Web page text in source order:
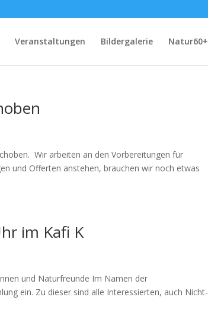
Veranstaltungen Bildergalerie Natur60+
Wir arbeiten an den Vorbereitungen für
und Offerten anstehen, brauchen wir noch etwas
im Kafi K
und Naturfreunde Im Namen der
ein. Zu dieser sind alle Interessierten, auch Nicht-